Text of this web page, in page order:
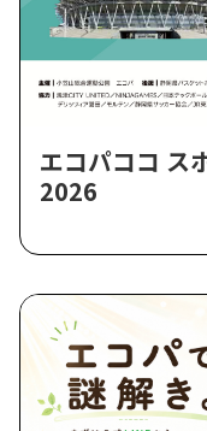
エコパココ ス
2026